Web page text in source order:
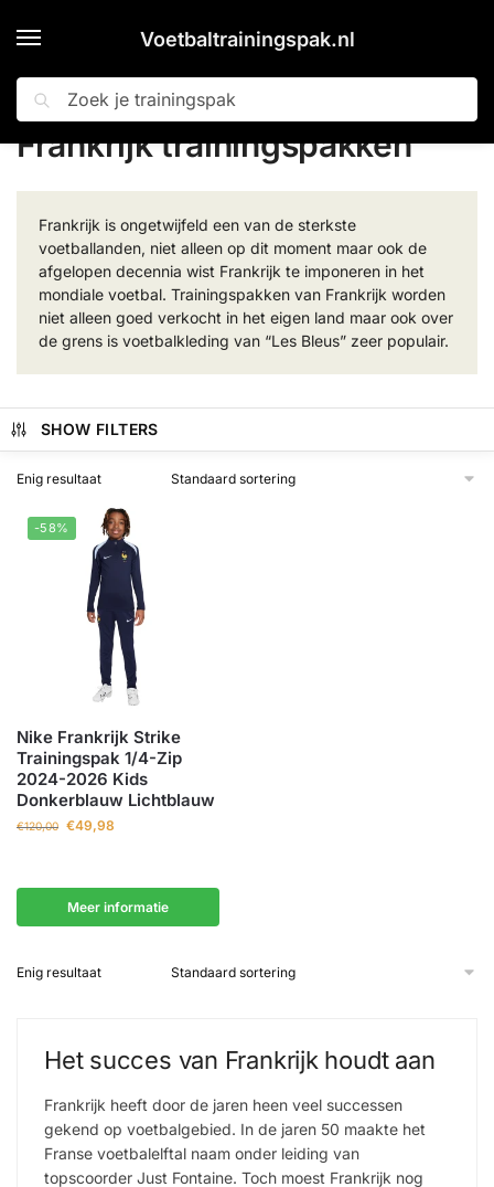
Voetbaltrainingspak.nl
Zoeken
Home » Landen » Frankrijk trainingspakken
Frankrijk trainingspakken
Frankrijk is ongetwijfeld een van de sterkste
voetballanden, niet alleen op dit moment maar ook de
afgelopen decennia wist Frankrijk te imponeren in het
mondiale voetbal. Trainingspakken van Frankrijk worden
niet alleen goed verkocht in het eigen land maar ook over
de grens is voetbalkleding van “Les Bleus” zeer populair.
SHOW FILTERS
Enig resultaat
-58%
Nike Frankrijk Strike
Trainingspak 1/4-Zip
2024-2026 Kids
Donkerblauw Lichtblauw
€120,00 €49,98
Meer informatie
Enig resultaat
Het succes van Frankrijk houdt aan
Frankrijk heeft door de jaren heen veel successen
gekend op voetbalgebied. In de jaren 50 maakte het
Franse voetbalelftal naam onder leiding van
topscoorder Just Fontaine. Toch moest Frankrijk nog